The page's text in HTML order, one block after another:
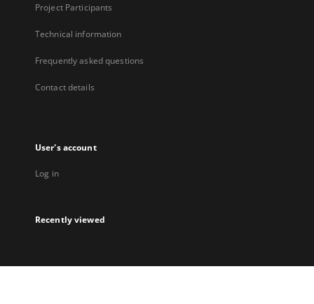
Project Participants
Technical information
Frequently asked questions
Contact details
User's account
Log in
Recently viewed